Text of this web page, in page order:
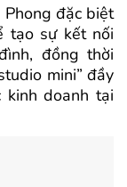
Phong đặc biệt
tạo sự kết nối
đồng thời
mini” đầy
kinh doanh tại